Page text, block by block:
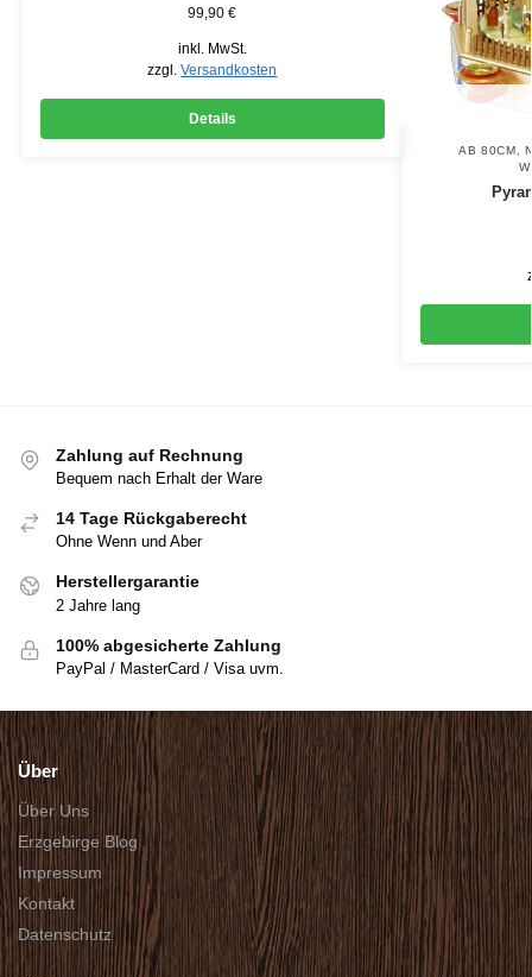
99,90€
inkl. MwSt.
zzgl.Versandkosten
Details
AB 80CM ,
Zahlung auf Rechnung
Bequem nach Erhalt der Ware
14 Tage Rückgaberecht
Ohne Wenn und Aber
Herstellergarantie
2 Jahre lang
100% abgesicherte Zahlung
PayPal / MasterCard / Visa uvm.
Über
Über Uns
Erzgebirge Blog
Impressum
Kontakt
Datenschutz